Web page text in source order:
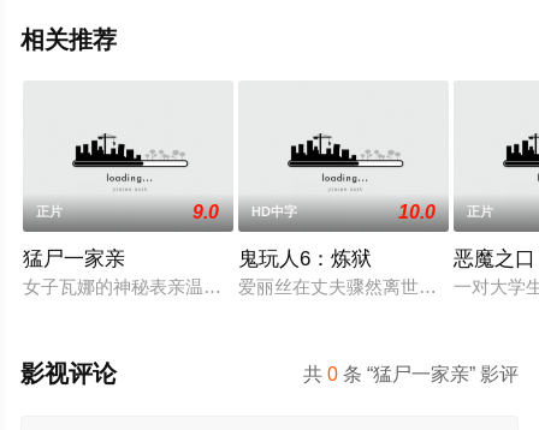
相关推荐
正片 9.0
猛尸一家亲
女子瓦娜的神秘表亲温思罗普突然仓皇登门，身后还跟着一个来
HD中字 10.0
鬼玩人6：炼狱
爱丽丝在丈夫骤然离世后深陷悲痛，
正片
恶魔之口
一对大学
共0 条 “猛尸一家亲” 影评
影视评论